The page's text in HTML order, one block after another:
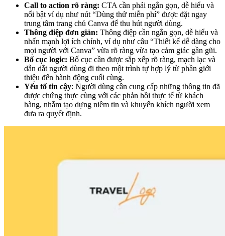
Call to action rõ ràng: CTA cần phải ngắn gọn, dễ hiểu và
nổi bật ví dụ như nút “Dùng thử miễn phí” được đặt ngay
trung tâm trang chủ Canva để thu hút người dùng.
Thông điệp đơn giản: Thông điệp cần ngắn gọn, dễ hiểu và
nhấn mạnh lợi ích chính, ví dụ như câu “Thiết kế dễ dàng cho
mọi người với Canva” vừa rõ ràng vừa tạo cảm giác gần gũi.
Bố cục logic: Bố cục cần được sắp xếp rõ ràng, mạch lạc và
dẫn dắt người dùng đi theo một trình tự hợp lý từ phần giới
thiệu đến hành động cuối cùng.
Yếu tố tin cậy: Người dùng cần cung cấp những thông tin đã
được chứng thực cùng với các phản hồi thực tế từ khách
hàng, nhằm tạo dựng niềm tin và khuyến khích người xem
đưa ra quyết định.